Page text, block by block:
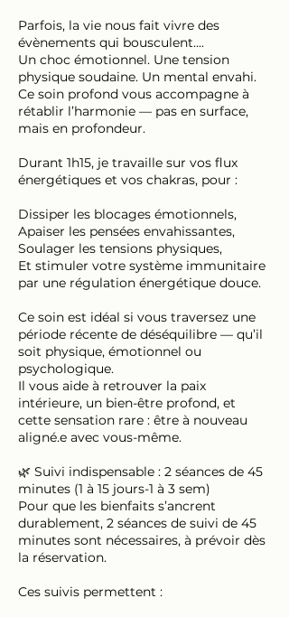
Parfois, la vie nous fait vivre des
évènements qui bousculent....
Un choc émotionnel. Une tension
physique soudaine. Un mental envahi.
Ce soin profond vous accompagne à
rétablir l’harmonie — pas en surface,
mais en profondeur.
Durant 1h15, je travaille sur vos flux
énergétiques et vos chakras, pour :
Dissiper les blocages émotionnels,
Apaiser les pensées envahissantes,
Soulager les tensions physiques,
Et stimuler votre système immunitaire
par une régulation énergétique douce.
Ce soin est idéal si vous traversez une
période récente de déséquilibre — qu’il
soit physique, émotionnel ou
psychologique.
Il vous aide à retrouver la paix
intérieure, un bien-être profond, et
cette sensation rare : être à nouveau
aligné.e avec vous-même.
🌿 Suivi indispensable : 2 séances de 45
minutes (1 à 15 jours-1 à 3 sem)
Pour que les bienfaits s’ancrent
durablement, 2 séances de suivi de 45
minutes sont nécessaires, à prévoir dès
la réservation.
Ces suivis permettent :